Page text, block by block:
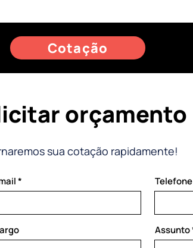
Cotação
orçamento
sua cotação rapidamente!
Telefone
Assunto